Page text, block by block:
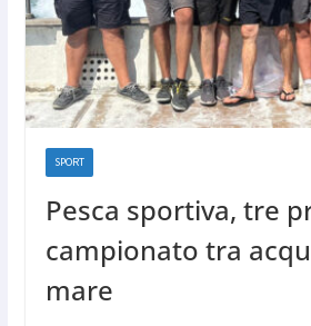
SPORT
Pesca sportiva, tre
campionato tra
mare